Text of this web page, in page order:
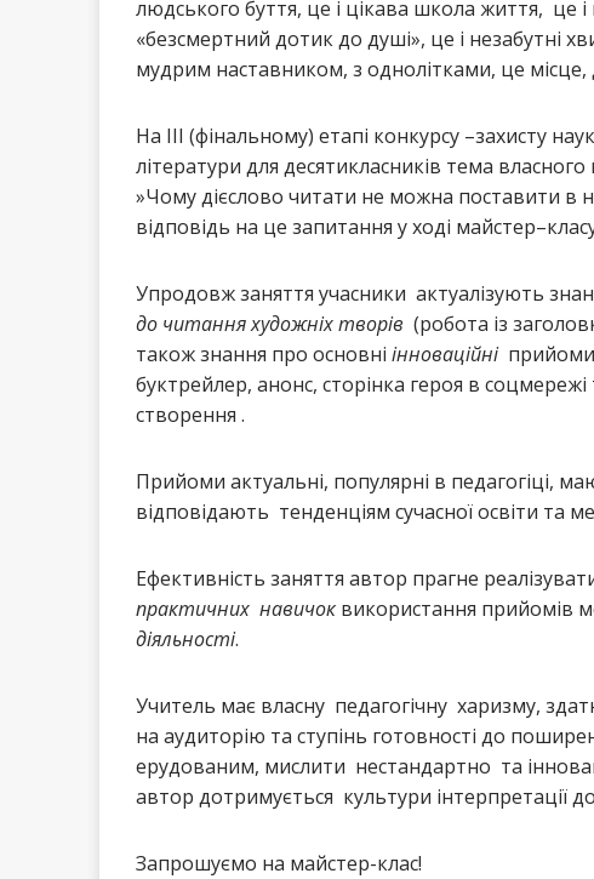
людського буття, це і цікава школа життя, це
«безсмертний дотик до душі», це і незабутні
мудрим наставником, з однолітками, це місце,
На ІІІ (фінальному) етапі конкурсу –захисту
літератури для десятикласників тема
»Чому дієслово читати не можна поставити в
відповідь на це запитання у ході
Упродовж заняття учасники актуалізують
до читання художніх творів (робота із
також знання про основні інноваційні
буктрейлер, анонс, сторінка героя в
створення .
Прийоми актуальні, популярні в педагогіці,
відповідають тенденціям сучасної освіти та
Ефективність заняття автор прагне
практичних навичок використання прийомів
діяльності.
Учитель має власну педагогічну харизму,
на аудиторію та ступінь готовності до
ерудованим, мислити нестандартно та
автор дотримується культури інтерпретації
Запрошуємо на майстер-клас!